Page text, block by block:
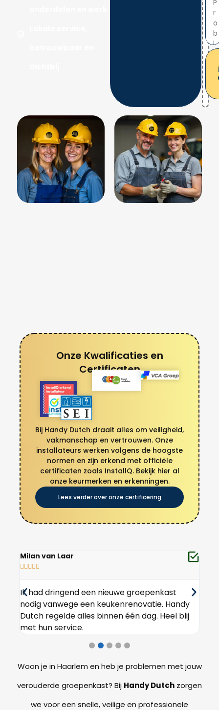
Onze Kwalificaties en
Certificaten
Bij Handy Dutch draait alles om veiligheid,
vakmanschap en vertrouwen. Onze
installateurs werken volgens de hoogste
normen en zijn erkend met officiële
certificaten zoals InstallQ. Bekijk hier al
onze keurmerken en erkenningen.
Lees verder over onze certificering
Indy van der Wal
    
Goede communicatie, duidelijk offerte, en
keurig op tijd. De elektricien legde alles goed
uit en werkte veilig. Aanrader voor Haarlem!
Woon je in Haarlem en heb je problemen met jouw
verouderde groepenkast? Bij Handy Dutch zorgen
we voor een snelle, veilige en professionele